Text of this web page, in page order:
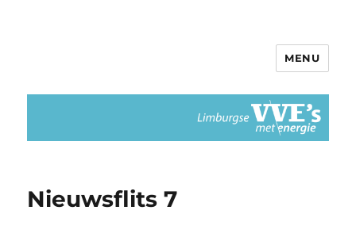
Limburgse VvEs met Energie
MENU
Nieuwsflits 7